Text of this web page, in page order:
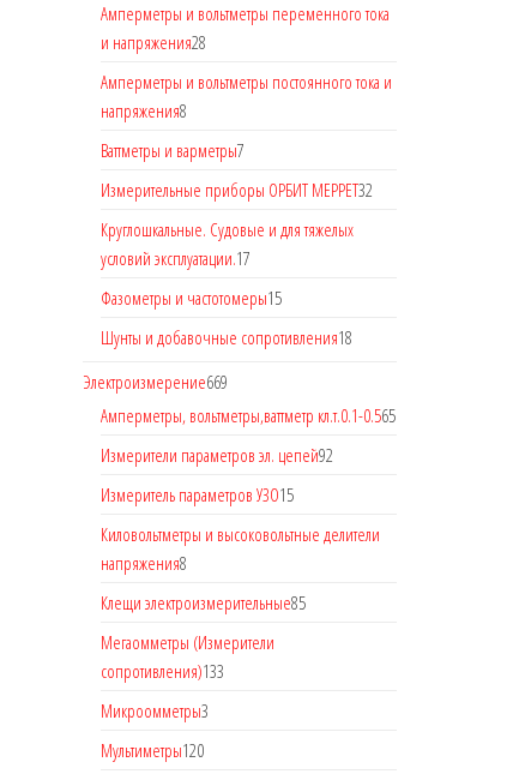
Амперметры и вольтметры переменного тока
и напряжения28
Амперметры и вольтметры постоянного тока и
напряжения8
Ваттметры и варметры7
Измерительные приборы ОРБИТ МЕРРЕТ32
Круглошкальные. Судовые и для тяжелых
условий эксплуатации.17
Фазометры и частотомеры15
Шунты и добавочные сопротивления18
Электроизмерение669
Амперметры, вольтметры,ваттметр кл.т.0.1-0.565
Измерители параметров эл. цепей92
Измеритель параметров УЗО15
Киловольтметры и высоковольтные делители
напряжения8
Клещи электроизмерительные85
Мегаомметры (Измерители
сопротивления)133
Микроомметры3
Мультиметры120